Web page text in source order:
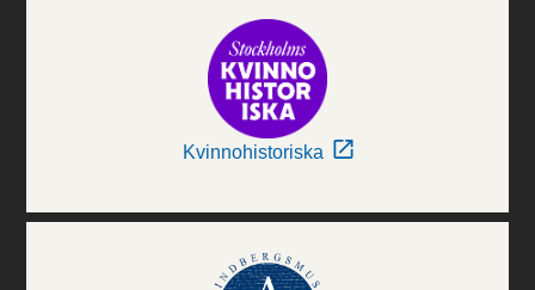
Kvinnohistoriska